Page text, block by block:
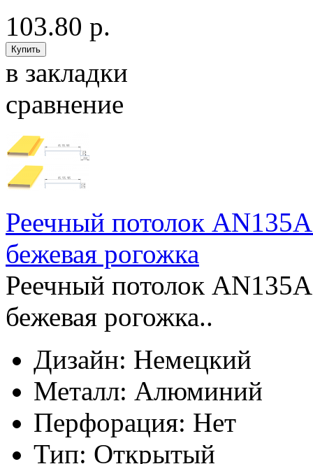
103.80 р.
в закладки
сравнение
Реечный потолок
бежевая рогожка
Реечный потолок
бежевая рогожка..
Дизайн: Немецкий
Металл: Алюминий
Перфорация: Нет
Тип: Открытый